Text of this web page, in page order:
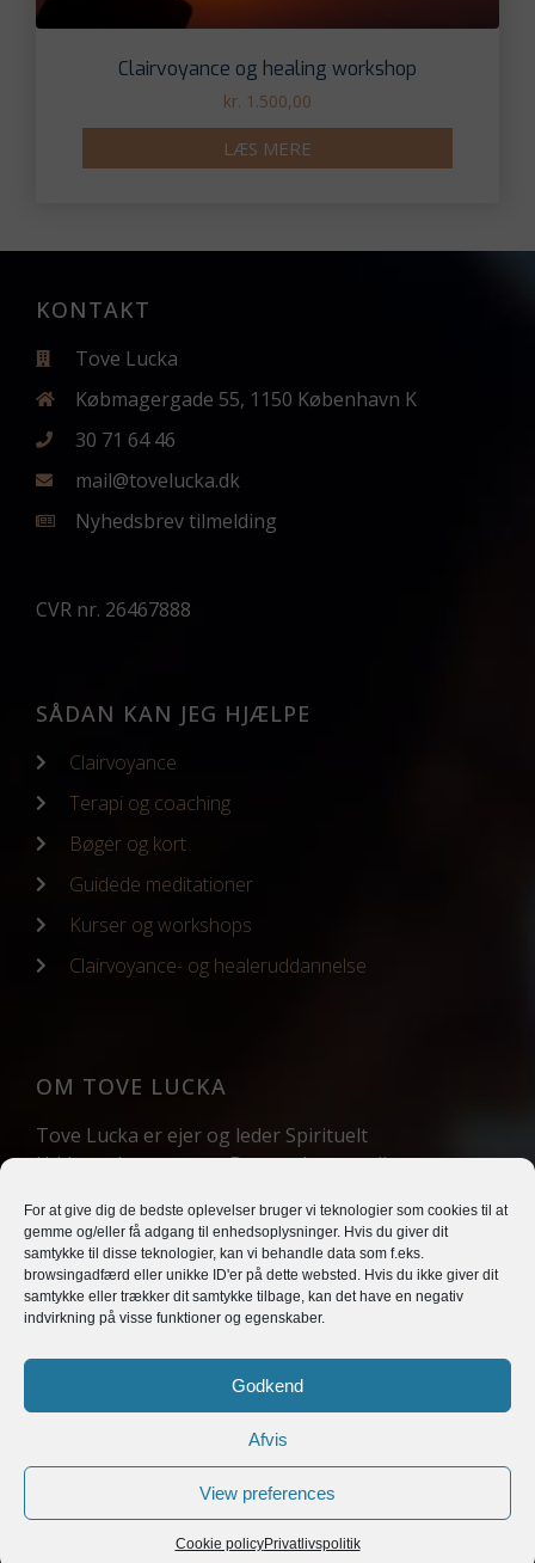
For at give dig de bedste oplevelser bruger vi teknologier som cookies til at
gemme og/eller få adgang til enhedsoplysninger. Hvis du giver dit
samtykke til disse teknologier, kan vi behandle data som f.eks.
browsingadfærd eller unikke ID'er på dette websted. Hvis du ikke giver dit
samtykke eller trækker dit samtykke tilbage, kan det have en negativ
indvirkning på visse funktioner og egenskaber.
Godkend
Afvis
View preferences
Cookie policyPrivatlivspolitik
Clairvoyance og healing workshop
kr. 1.500,00
LÆS MERE
KONTAKT
Tove Lucka
Købmagergade 55, 1150 København K
30 71 64 46
mail@tovelucka.dk
Nyhedsbrev tilmelding
CVR nr. 26467888
SÅDAN KAN JEG HJÆLPE
Clairvoyance
Terapi og coaching
Bøger og kort
Guidede meditationer
Kurser og workshops
Clairvoyance- og healeruddannelse
OM TOVE LUCKA
Tove Lucka er ejer og leder Spirituelt
Uddannelsescenter – Danmarks grundigste
professionel healer. Hun har siden 1992 arbejdet
med healing, clairvoyance, meditation og terapi og
er bl.a. kendt fra TV2’s Fornemmelse for mord.